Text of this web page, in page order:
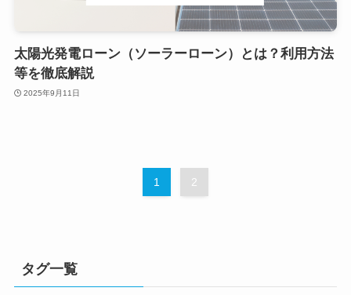
太陽光発電ローン（ソーラーローン）とは？利用方法
等を徹底解説
2025年9月11日
1 2
タグ一覧